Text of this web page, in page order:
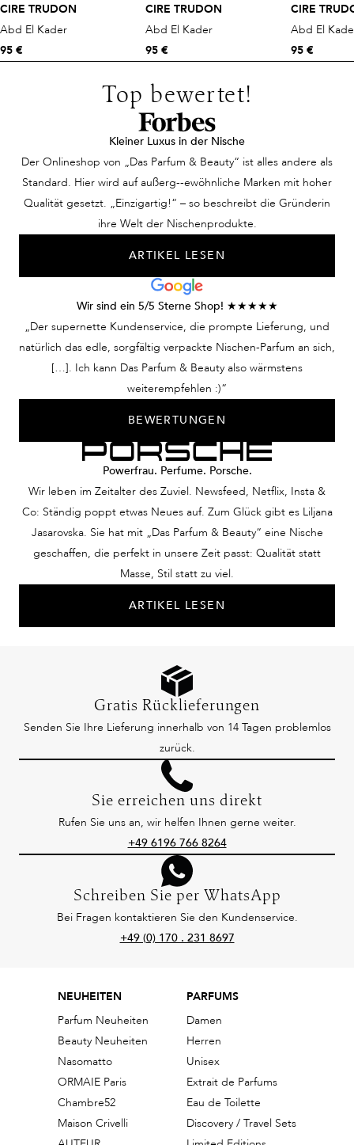
CIRE TRUDON
Abd El Kader
95 €
CIRE TRUDON
Abd El Kader
95 €
CIRE
Abd El
95 €
Top bewertet!
Kleiner Luxus in der Nische
Der Onlineshop von „Das Parfum & Beauty“ ist alles andere als
Standard. Hier wird auf außerg--ewöhnliche Marken mit hoher
Qualität gesetzt. „Einzigartig!“ – so beschreibt die Gründerin
ihre Welt der Nischenprodukte.
ARTIKEL LESEN
Wir sind ein 5/5 Sterne Shop! ★★★★★
„Der supernette Kundenservice, die prompte Lieferung, und
natürlich das edle, sorgfältig verpackte Nischen-Parfum an sich,
[…]. Ich kann Das Parfum & Beauty also wärmstens
weiterempfehlen :)“
BEWERTUNGEN
Powerfrau. Perfume. Porsche.
Wir leben im Zeitalter des Zuviel. Newsfeed, Netflix, Insta &
Co: Ständig poppt etwas Neues auf. Zum Glück gibt es Liljana
Jasarovska. Sie hat mit „Das Parfum & Beauty“ eine Nische
geschaffen, die perfekt in unsere Zeit passt: Qualität statt
Masse, Stil statt zu viel.
ARTIKEL LESEN
Gratis Rücklieferungen
Senden Sie Ihre Lieferung innerhalb von 14 Tagen problemlos
zurück.
Sie erreichen uns direkt
Rufen Sie uns an, wir helfen Ihnen gerne weiter.
+49 6196 766 8264
Schreiben Sie per WhatsApp
Bei Fragen kontaktieren Sie den Kundenservice.
+49 (0) 170 . 231 8697
NEUHEITEN
Parfum Neuheiten
Beauty Neuheiten
Nasomatto
ORMAIE Paris
Chambre52
Maison Crivelli
PARFUMS
Damen
Herren
Unisex
Extrait de Parfums
Eau de Toilette
Discovery / Travel Sets